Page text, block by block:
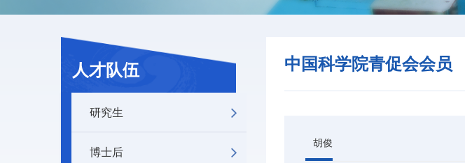
人才队伍
研究生
博士后
中国科学院青促会会员
胡俊